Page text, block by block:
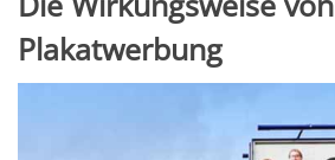
Plakatwerbung